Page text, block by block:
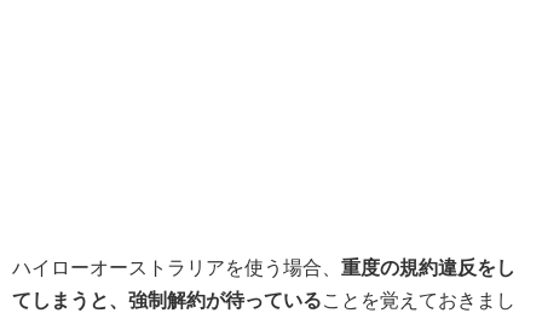
ハイローオーストラリアを使う場合、 重度の規約違反をし
てしまうと、強制解約が待っていることを覚えておきまし